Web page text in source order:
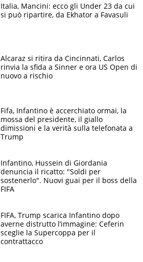
Italia, Mancini: ecco gli Under 23 da cui
si può ripartire, da Ekhator a Favasuli
Alcaraz si ritira da Cincinnati, Carlos
rinvia la sfida a Sinner e ora US Open di
nuovo a rischio
Fifa, Infantino è accerchiato ormai, la
mossa del presidente, il giallo
dimissioni e la verità sulla telefonata a
Trump
Infantino, Hussein di Giordania
denuncia il ricatto: "Soldi per
sostenerlo". Nuovi guai per il boss della
FIFA
FIFA, Trump scarica Infantino dopo
averne distrutto l’immagine: Ceferin
sceglie la Supercoppa per il
contrattacco